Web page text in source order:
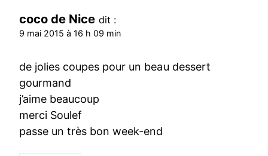
coco de Nice dit :
9 mai 2015 à 16 h 09 min
de jolies coupes pour un beau dessert
gourmand
j’aime beaucoup
merci Soulef
passe un très bon week-end